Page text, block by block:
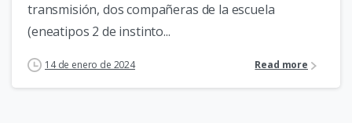
transmisión, dos compañeras de la escuela
(eneatipos 2 de instinto...
14 de enero de 2024 Read more